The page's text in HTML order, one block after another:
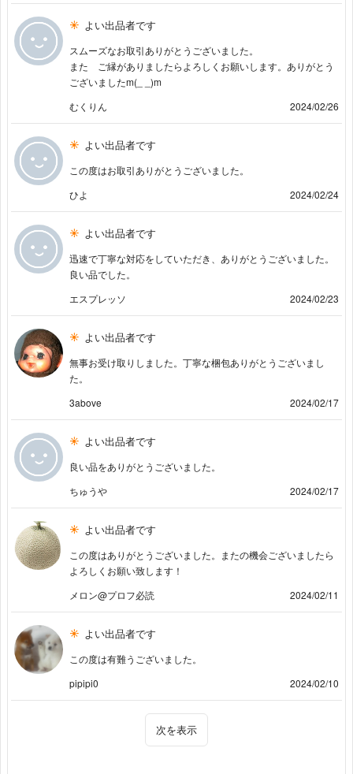
よい出品者です
スムーズなお取引ありがとうございました。
また ご縁がありましたらよろしくお願いします。ありがとう
ございましたm(_ _)m
むくりん
2024/02/26
よい出品者です
この度はお取引ありがとうございました。
ひよ
2024/02/24
よい出品者です
迅速で丁寧な対応をしていただき、ありがとうございました。
良い品でした。
エスプレッソ
2024/02/23
よい出品者です
無事お受け取りしました。丁寧な梱包ありがとうございまし
た。
3above
2024/02/17
よい出品者です
良い品をありがとうございました。
ちゅうや
2024/02/17
よい出品者です
この度はありがとうございました。またの機会ございましたら
よろしくお願い致します！
メロン@プロフ必読
2024/02/11
よい出品者です
この度は有難うございました。
pipipi0
2024/02/10
次を表示